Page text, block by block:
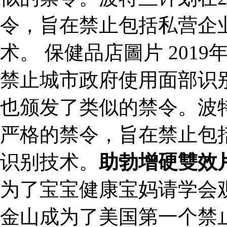
令，旨在禁止包括私营企
术。 保健品店圖片 2019
禁止城市政府使用面部识
也颁发了类似的禁令。波
严格的禁令，旨在禁止
识别技术。 助勃增硬雙效
为了宝宝健康宝妈请学会
金山成为了美国第一个禁